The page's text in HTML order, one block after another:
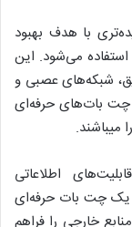
با هدف بهبود
استفاده می‌شود. این
شبکه‌های عصبی و
چت بات‌های حرفه‌ای
میباشند.
اطلاعاتی
یک چت بات حرفه‌ای
خارجی را فراهم